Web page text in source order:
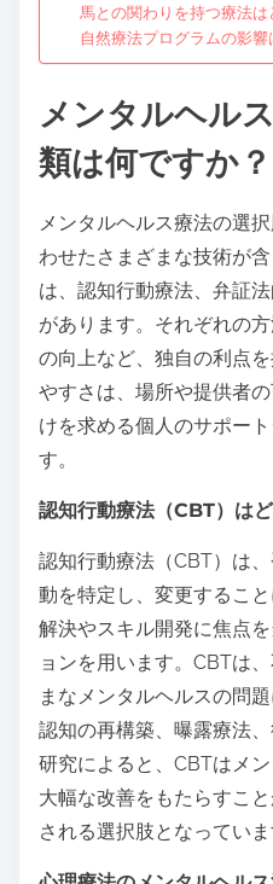
馬との関わりを持つ療法
自然療法プログラムの影響
メンタルヘル
類は何ですか？
メンタルヘルス療法の選
わせたさまざまな技術が
は、認知行動療法、弁証
があります。それぞれの
の向上など、独自の利点
やすさは、場所や提供者
けを求める個人のサポー
す。
認知行動療法（CBT）は
認知行動療法（CBT）は
動を特定し、変更するこ
解決やスキル開発に焦点
ョンを用います。CBTは
まなメンタルヘルスの問
認知の再構築、曝露療法
研究によると、CBTはメ
大幅な改善をもたらすこ
される選択肢となっていま